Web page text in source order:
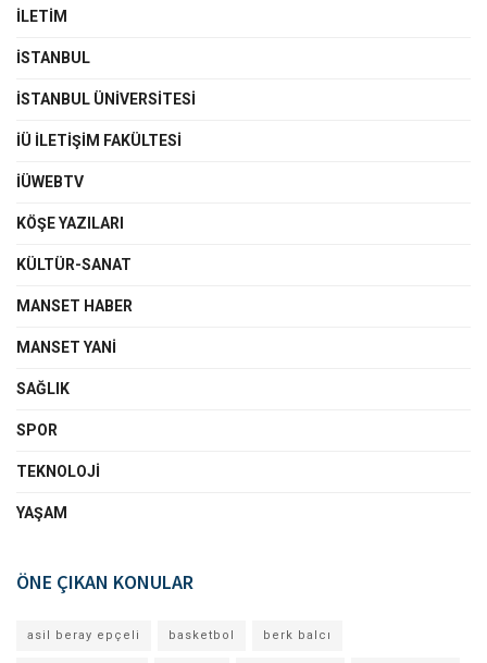
İLETIM
İSTANBUL
İSTANBUL ÜNIVERSITESI
İÜ İLETIŞIM FAKÜLTESI
İÜWEBTV
KÖŞE YAZILARI
KÜLTÜR-SANAT
MANSET HABER
MANSET YANI
SAĞLIK
SPOR
TEKNOLOJI
YAŞAM
ÖNE ÇIKAN KONULAR
asil beray epçeli basketbol berk balcı